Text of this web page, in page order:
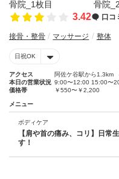
3.42 口コ
接骨・整骨 マッサージ 整体
日祝OK
アクセス
阿佐ケ谷駅から1.3km
本日の営業状況 9:00〜12:00 15:00〜
価格帯
￥550〜￥2,200
メニュー
ボディケア
【肩や首の痛み、コリ】日常
す！